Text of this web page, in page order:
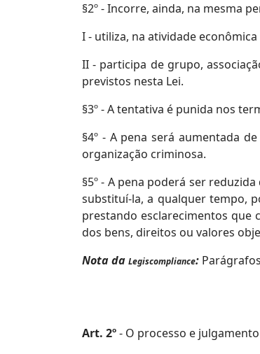
§2º - Incorre, ainda, na mesma
I - utiliza, na atividade
II - participa de grupo,
previstos nesta Lei.
§3º - A tentativa é punida nos
§4º - A pena será aumentada
organização criminosa.
§5º - A pena poderá ser
substituí-la, a qualquer tempo,
prestando esclarecimentos que
dos bens, direitos ou valores
Nota da Legiscompliance:
Art. 2º- O processo e